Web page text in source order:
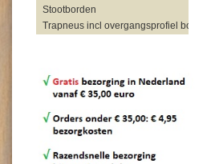
Stootborden
Trapneus incl overgangsprofiel